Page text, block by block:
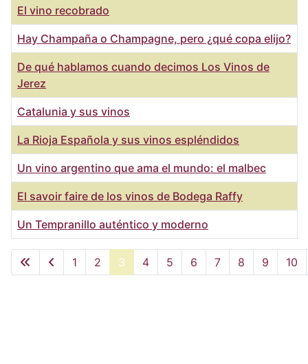
Artículos
El vino recobrado
Hay Champaña o Champagne, pero ¿qué copa elijo?
De qué hablamos cuando decimos Los Vinos de
Jerez
Catalunia y sus vinos
La Rioja Española y sus vinos espléndidos
Un vino argentino que ama el mundo: el malbec
El savoir faire de los vinos de Bodega Raffy
Un Tempranillo auténtico y moderno
Página 3 de 12
1 2 3 4 5 6 7 8 9 10